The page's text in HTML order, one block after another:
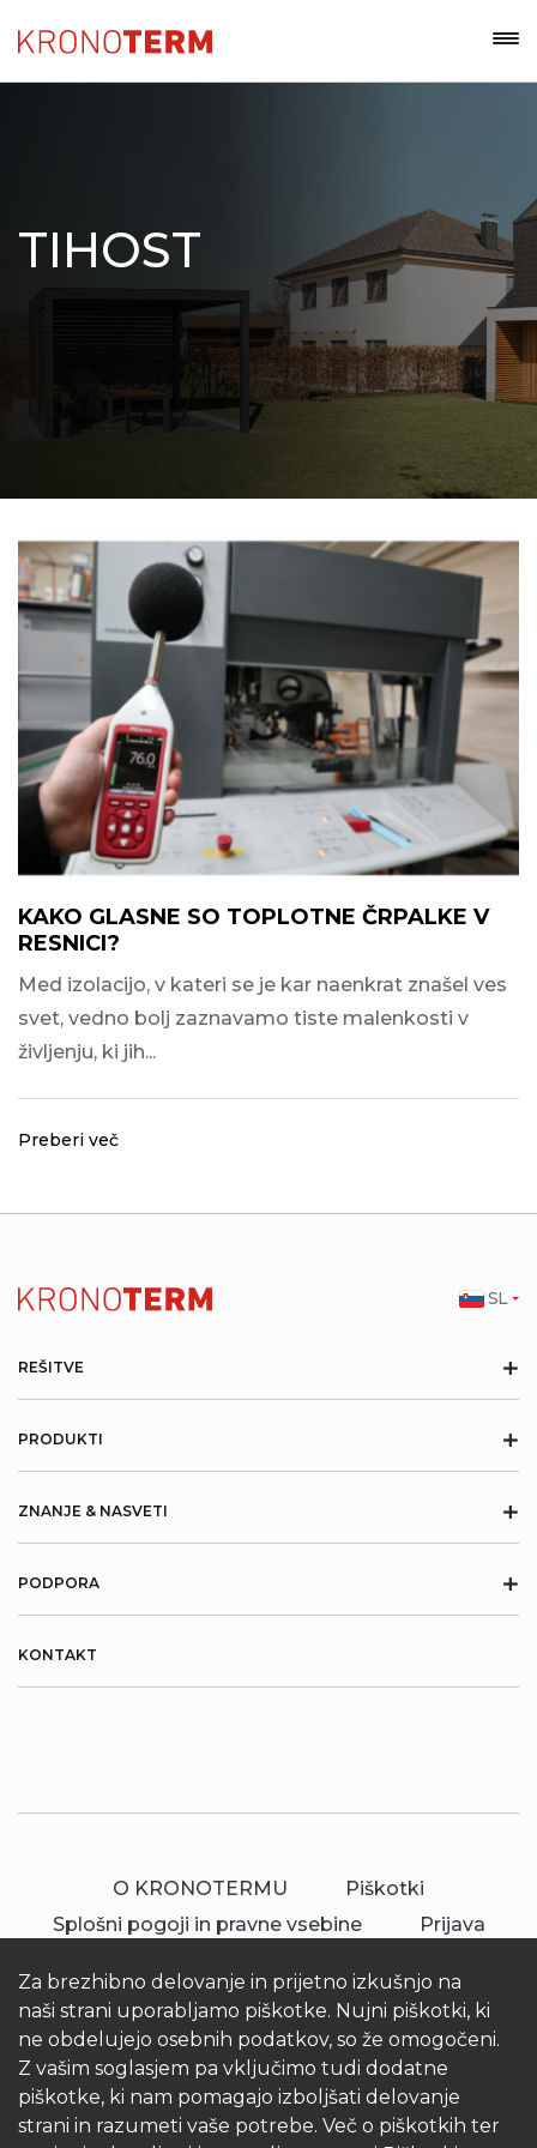
TIHOST
KAKO GLASNE SO TOPLOTNE ČRPALKE V
RESNICI?
Med izolacijo, v kateri se je kar naenkrat znašel ves
svet, vedno bolj zaznavamo tiste malenkosti v
življenju, ki jih...
Preberi več
Za brezhibno delovanje in prijetno izkušnjo na
naši strani uporabljamo piškotke. Nujni piškotki, ki
ne obdelujejo osebnih podatkov, so že omogočeni.
Z vašim soglasjem pa vključimo tudi dodatne
piškotke, ki nam pomagajo izboljšati delovanje
strani in razumeti vaše potrebe. Več o piškotkih ter
REŠITVE +
PRODUKTI +
ZNANJE & NASVETI +
PODPORA +
KONTAKT
O KRONOTERMU
Piškotki
Splošni pogoji in pravne vsebine
Prijava
SL
© 2026 Kronoterm | vse pravice pridržane.
KRONOTERM d.o.o.